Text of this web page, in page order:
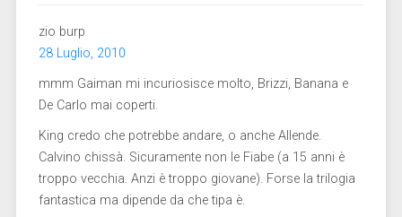
zio burp
28 Luglio, 2010
mmm Gaiman mi incuriosisce molto, Brizzi, Banana e
De Carlo mai coperti.
King credo che potrebbe andare, o anche Allende.
Calvino chissà. Sicuramente non le Fiabe (a 15 anni è
troppo vecchia. Anzi è troppo giovane). Forse la trilogia
fantastica ma dipende da che tipa è.